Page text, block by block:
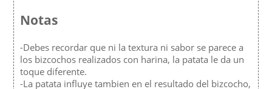
Notas
-Debes recordar que ni la textura ni sabor se parece a
los bizcochos realizados con harina, la patata le da un
toque diferente.
-La patata influye tambien en el resultado del bizcocho,